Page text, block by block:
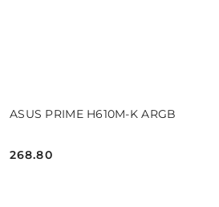
ASUS PRIME H610M-K ARGB
Cena:
268.80